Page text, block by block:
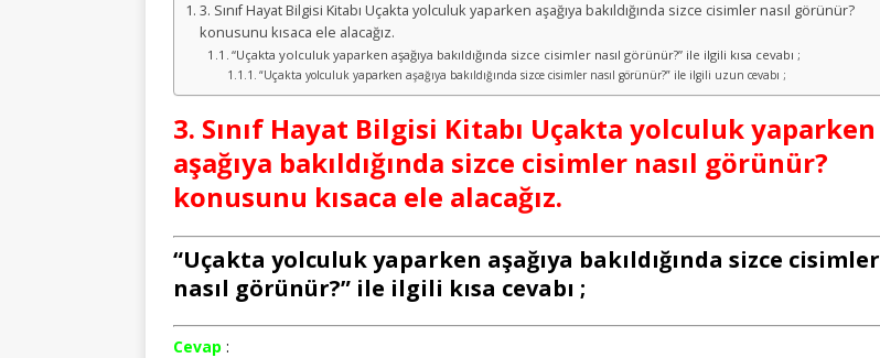
3. Sınıf Hayat Bilgisi Kitabı Uçakta yolculuk yaparken aşağıya bakıldığında sizce cisimler nasıl görünür?
konusunu kısaca ele alacağız.
“Uçakta yolculuk yaparken aşağıya bakıldığında sizce cisimler nasıl görünür?” ile ilgili kısa cevabı ;
“Uçakta yolculuk yaparken aşağıya bakıldığında sizce cisimler nasıl görünür?” ile ilgili uzun cevabı ;
3. Sınıf Hayat Bilgisi Kitabı Uçakta yolculuk yaparken
aşağıya bakıldığında sizce cisimler nasıl görünür?
konusunu kısaca ele alacağız.
“Uçakta yolculuk yaparken aşağıya bakıldığında sizce cisimler
nasıl görünür?” ile ilgili kısa cevabı ;
Cevap :